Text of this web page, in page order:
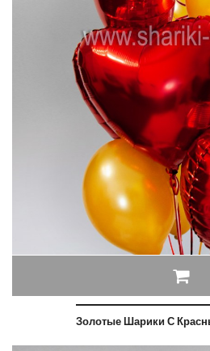
Золотые Шарики С